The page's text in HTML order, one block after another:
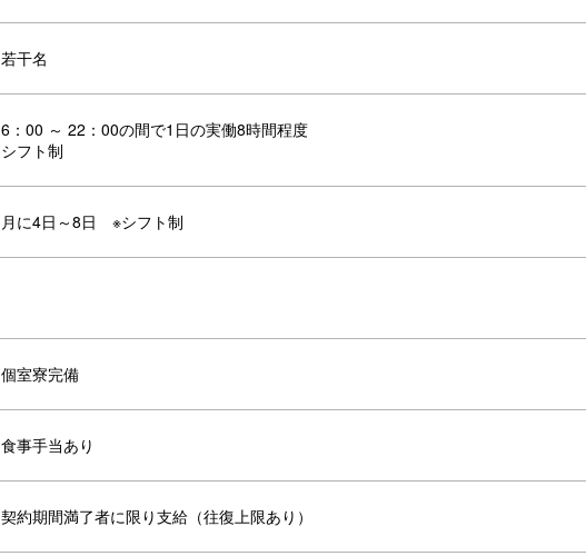
若干名
6：00 ～ 22：00の間で1日の実働8時間程度
シフト制
月に4日～8日 ※シフト制
個室寮完備
食事手当あり
契約期間満了者に限り支給（往復上限あり）